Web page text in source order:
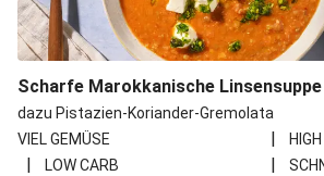
Scharfe Marokkanische
dazu Pistazien-Koriander-Gremolata
VIEL GEMÜSE
|
| LOW CARB |